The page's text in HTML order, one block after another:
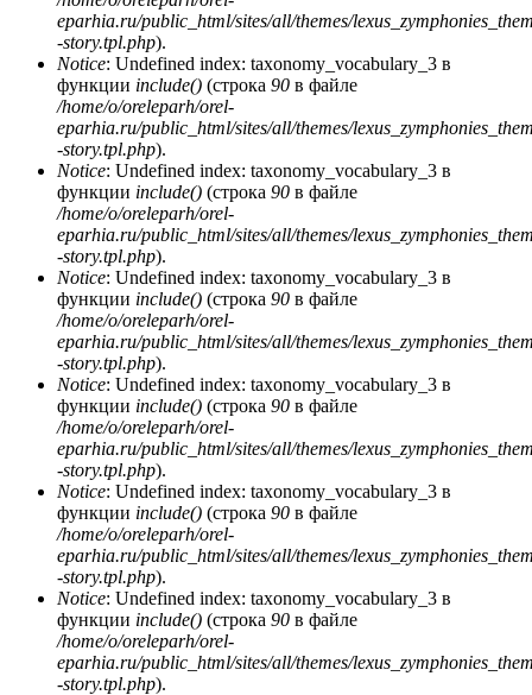
eparhia.ru/public_html/sites/all/themes/
-story.tpl.php).
Notice: Undefined index: taxonomy_vocabulary_3 в
функции include() (строка 90 в файле
/home/o/oreleparh/orel-
eparhia.ru/public_html/sites/all/themes/
-story.tpl.php).
Notice: Undefined index: taxonomy_vocabulary_3 в
функции include() (строка 90 в файле
/home/o/oreleparh/orel-
eparhia.ru/public_html/sites/all/themes/
-story.tpl.php).
Notice: Undefined index: taxonomy_vocabulary_3 в
функции include() (строка 90 в файле
/home/o/oreleparh/orel-
eparhia.ru/public_html/sites/all/themes/
-story.tpl.php).
Notice: Undefined index: taxonomy_vocabulary_3 в
функции include() (строка 90 в файле
/home/o/oreleparh/orel-
eparhia.ru/public_html/sites/all/themes/
-story.tpl.php).
Notice: Undefined index: taxonomy_vocabulary_3 в
функции include() (строка 90 в файле
/home/o/oreleparh/orel-
eparhia.ru/public_html/sites/all/themes/
-story.tpl.php).
Notice: Undefined index: taxonomy_vocabulary_3 в
функции include() (строка 90 в файле
/home/o/oreleparh/orel-
eparhia.ru/public_html/sites/all/themes/
-story.tpl.php).